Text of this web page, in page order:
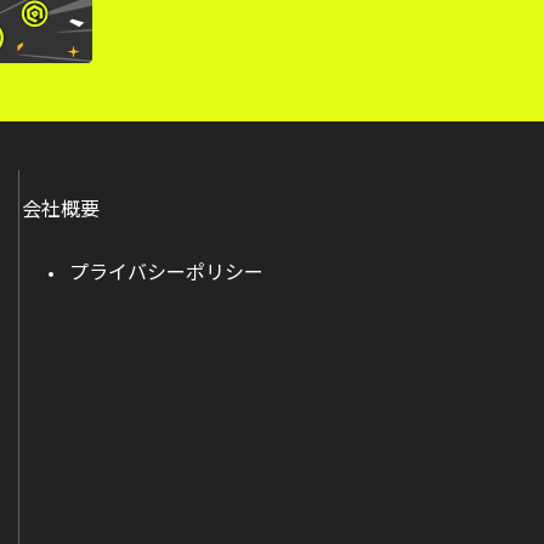
会社概要
プライバシーポリシー